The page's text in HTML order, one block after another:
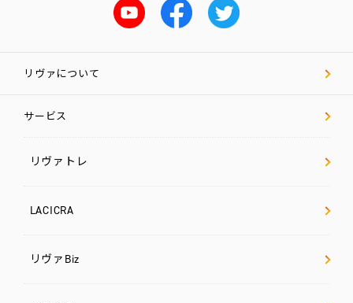
リヴァについて
サービス
リヴァトレ
LACICRA
リヴァBiz